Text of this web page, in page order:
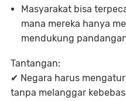
Masyarakat bisa
mana mereka hanya
mendukung
Tantangan:
✔ Negara harus mengatur
tanpa melanggar